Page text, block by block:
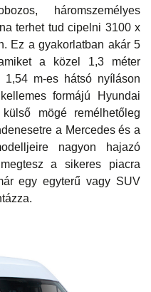
háromszemélyes
terhet tud cipelni 3100 x
Ez a gyakorlatban akár 5
a közel 1,3 méter
m-es hátsó nyíláson
formájú Hyundai
mögé remélhetőleg
a Mercedes és a
nagyon hajazó
a sikeres piacra
egy egyterű vagy SUV